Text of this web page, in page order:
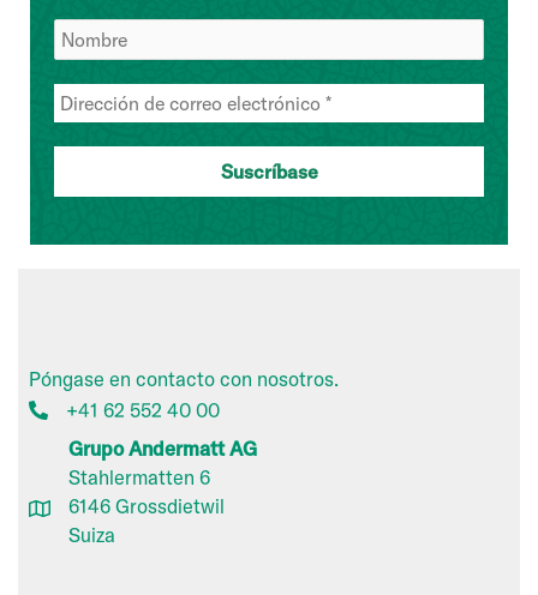
Póngase en contacto con nosotros.
+41 62 552 40 00
Grupo Andermatt AG
Stahlermatten 6
6146 Grossdietwil
Suiza